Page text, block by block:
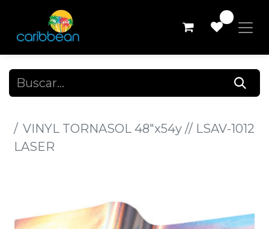
VINYL TORNASOL 48"x54y // LSAV-1012
LASER